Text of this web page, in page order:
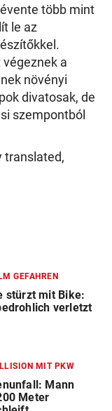
több mint
le az
a
növényi
divatosak, de
szempontból
translated,
GEFAHREN
stürzt mit Bike:
verletzt
MIT PKW
Mann
Meter